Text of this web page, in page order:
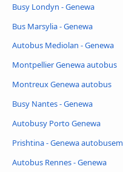
Busy Londyn - Genewa
Bus Marsylia - Genewa
Autobus Mediolan - Genewa
Montpellier Genewa autobus
Montreux Genewa autobus
Busy Nantes - Genewa
Autobusy Porto Genewa
Prishtina - Genewa autobusem
Autobus Rennes - Genewa